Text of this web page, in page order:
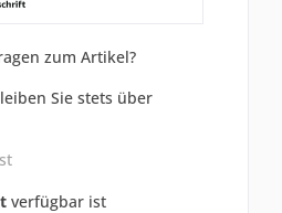
zum Artikel?
Sie stets über
verfügbar ist